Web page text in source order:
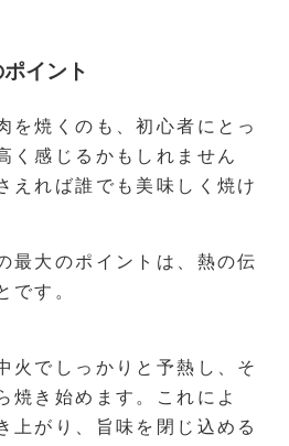
イント
を焼くのも、初心者にとっ
く感じるかもしれません
えれば誰でも美味しく焼け
最大のポイントは、熱の伝
です。
火でしっかりと予熱し、そ
焼き始めます。これによ
上がり、旨味を閉じ込める